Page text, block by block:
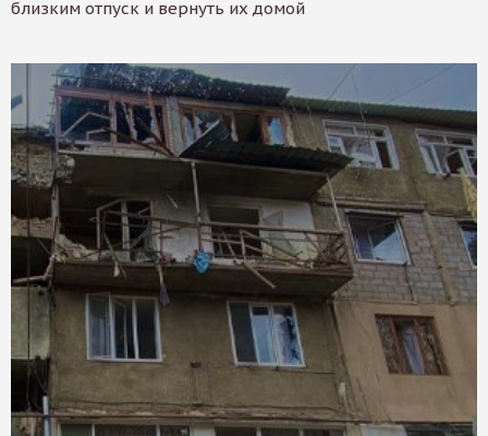
близким отпуск и вернуть их домой